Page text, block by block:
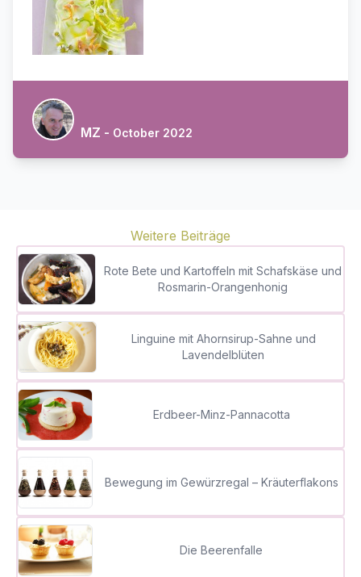
MZ - October 2022
Weitere Beiträge
Rote Bete und Kartoffeln mit Schafskäse und
Rosmarin-Orangenhonig
Linguine mit Ahornsirup-Sahne und
Lavendelblüten
Erdbeer-Minz-Pannacotta
Bewegung im Gewürzregal – Kräuterflakons
Die Beerenfalle